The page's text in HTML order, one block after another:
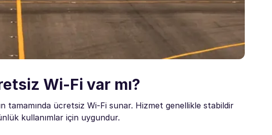
Wi-Fi var mı?
tamamında ücretsiz Wi-Fi sunar. Hizmet genellikle stabildir
kullanımlar için uygundur.